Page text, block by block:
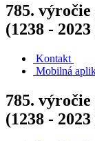
785.
(1238 - 2023
Kontakt
Mobilná
785.
(1238 - 2023